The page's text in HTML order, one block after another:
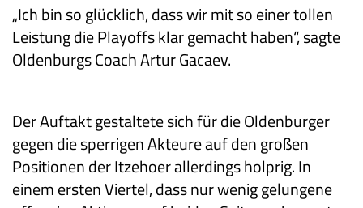
„Ich bin so glücklich, dass wir mit so einer tollen
Leistung die Playoffs klar gemacht haben“, sagte
Oldenburgs Coach Artur Gacaev.
Der Auftakt gestaltete sich für die Oldenburger
gegen die sperrigen Akteure auf den großen
Positionen der Itzehoer allerdings holprig. In
einem ersten Viertel, dass nur wenig gelungene